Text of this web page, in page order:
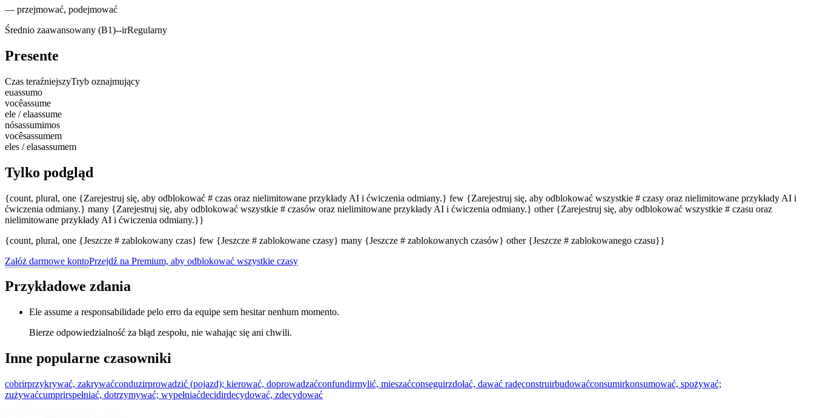
— przejmować, podejmować
Średnio zaawansowany (B1)--irRegularny
Presente
Czas teraźniejszyTryb oznajmujący
euassumo
vocêassume
ele / elaassume
nósassumimos
vocêsassumem
eles / elasassumem
Tylko podgląd
{count, plural, one {Zarejestruj się, aby odblokować # czas oraz nielimitowane przykłady AI i ćwiczenia odmiany.} few {Zarejestruj się, aby odblokować wszystkie # czasy oraz nielimitowane przykłady AI i
ćwiczenia odmiany.} many {Zarejestruj się, aby odblokować wszystkie # czasów oraz nielimitowane przykłady AI i ćwiczenia odmiany.} other {Zarejestruj się, aby odblokować wszystkie # czasu oraz
nielimitowane przykłady AI i ćwiczenia odmiany.}}
{count, plural, one {Jeszcze # zablokowany czas} few {Jeszcze # zablokowane czasy} many {Jeszcze # zablokowanych czasów} other {Jeszcze # zablokowanego czasu}}
Załóż darmowe kontoPrzejdź na Premium, aby odblokować wszystkie czasy
Przykładowe zdania
Ele assume a responsabilidade pelo erro da equipe sem hesitar nenhum momento.
Bierze odpowiedzialność za błąd zespołu, nie wahając się ani chwili.
Inne popularne czasowniki
cobrirprzykrywać, zakrywaćconduzirprowadzić (pojazd); kierować, doprowadzaćconfundirmylić, mieszaćconseguirzdołać, dawać radęconstruirbudowaćconsumirkonsumować, spożywać;
zużywaćcumprirspełniać, dotrzymywać; wypełniaćdecidirdecydować, zdecydować